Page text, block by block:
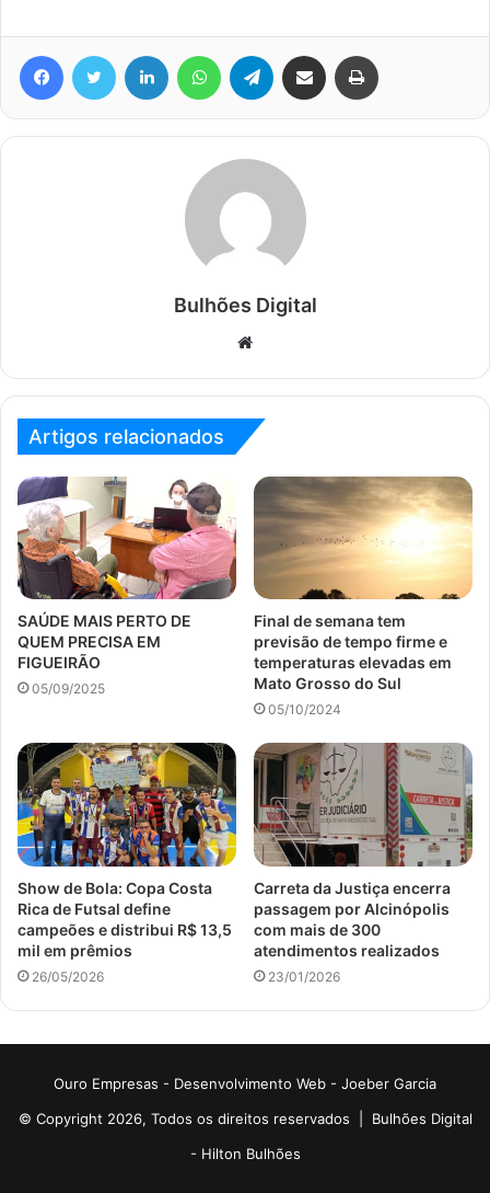
FacebookTwitter Linkedin WhatsAppTelegram Compartilhar via e-mail
Bulhões Digital
Website
Artigos relacionados
SAÚDE MAIS PERTO DE
QUEM PRECISA EM
FIGUEIRÃO
05/09/2025
Final de semana tem
previsão de tempo firme e
temperaturas elevadas em
Mato Grosso do Sul
05/10/2024
Show de Bola: Copa Costa
Rica de Futsal define
campeões e distribui R$ 13,5
mil em prêmios
26/05/2026
Carreta da Justiça encerra
passagem por Alcinópolis
com mais de 300
atendimentos realizados
23/01/2026
Ouro Empresas - Desenvolvimento Web - Joeber Garcia
© Copyright 2026, Todos os direitos reservados | Bulhões Digital
- Hilton Bulhões